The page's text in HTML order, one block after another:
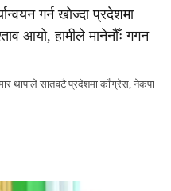
गर्न खोज्दा प्रदेशमा
आयो, हामीले मानेनौँः गगन
थापाले सातवटै प्रदेशमा काँग्रेस, नेकपा